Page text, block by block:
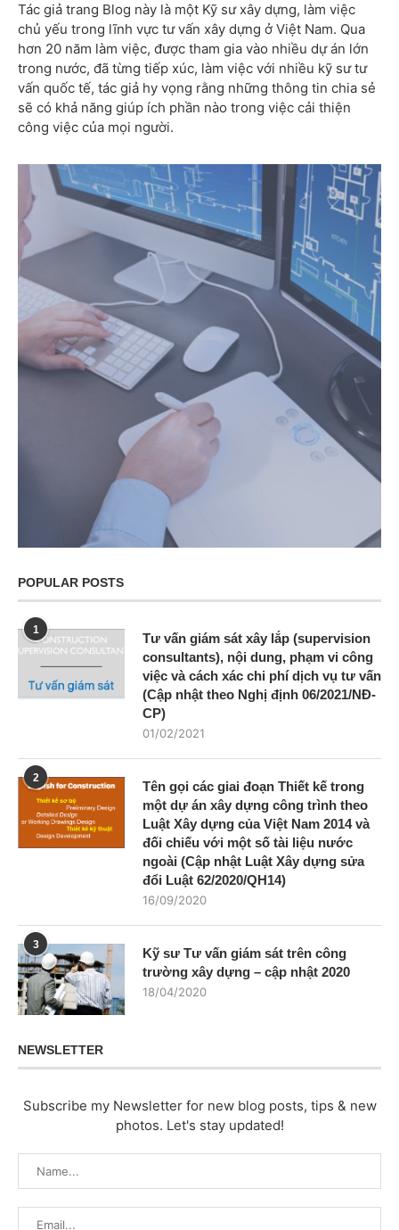
Tác giả trang Blog này là một Kỹ sư xây dựng, làm việc
chủ yếu trong lĩnh vực tư vấn xây dựng ở Việt Nam. Qua
hơn 20 năm làm việc, được tham gia vào nhiều dự án lớn
trong nước, đã từng tiếp xúc, làm việc với nhiều kỹ sư tư
vấn quốc tế, tác giả hy vọng rằng những thông tin chia sẻ
sẽ có khả năng giúp ích phần nào trong việc cải thiện
công việc của mọi người.
POPULAR POSTS
1
Tư vấn giám sát xây lắp (supervision
consultants), nội dung, phạm vi công
việc và cách xác chi phí dịch vụ tư vấn
(Cập nhật theo Nghị định 06/2021/NĐ-
CP)
01/02/2021
2
Tên gọi các giai đoạn Thiết kế trong
một dự án xây dựng công trình theo
Luật Xây dựng của Việt Nam 2014 và
đối chiếu với một số tài liệu nước
ngoài (Cập nhật Luật Xây dựng sửa
đổi Luật 62/2020/QH14)
16/09/2020
3
Kỹ sư Tư vấn giám sát trên công
trường xây dựng – cập nhật 2020
18/04/2020
NEWSLETTER
Subscribe my Newsletter for new blog posts, tips & new
photos. Let's stay updated!